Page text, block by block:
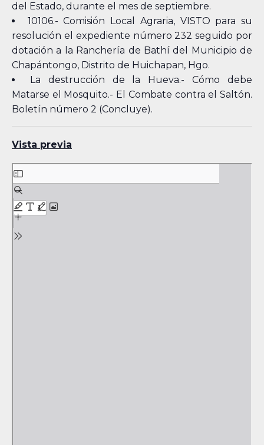
del Estado, durante el mes de septiembre.
10106.- Comisión Local Agraria, VISTO para su
resolución el expediente número 232 seguido por
dotación a la Ranchería de Bathí del Municipio de
Chapántongo, Distrito de Huichapan, Hgo.
La destrucción de la Hueva.- Cómo debe
Matarse el Mosquito.- El Combate contra el Saltón.
Boletín número 2 (Concluye).
Vista previa
Skip
to
PDF
content